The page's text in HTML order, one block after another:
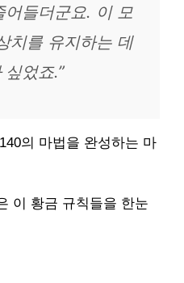
어들더군요. 이 모
치를 유지하는 데
었죠.”
의 마법을 완성하는 마
이 황금 규칙들을 한눈